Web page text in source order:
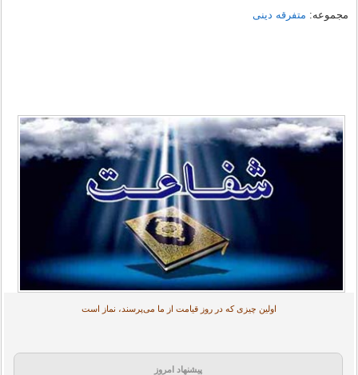
مجموعه: متفرقه دینی
اولین چیزی که در روز قیامت از ما می‌پرسند، نماز است
پیشنهاد امروز